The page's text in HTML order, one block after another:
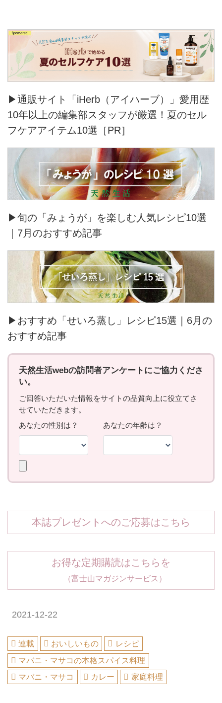
▶通販サイト「iHerb（アイハーブ）」愛用歴
10年以上の編集部スタッフが厳選！夏のセル
フケアアイテム10選［PR］
▶旬の「みょうが」を楽しむ人気レシピ10選
｜7月のおすすめ記事
▶おすすめ「せいろ蒸し」レシピ15選｜6月の
おすすめ記事
本誌プレゼントへのご応募はこちら
お得な定期購読はこちらを
（富士山マガジンサービス）
2021-12-22
連載 おいしいもの
レシピ
マバニ・マサコの本格スパイス料理
マバニ・マサコ
カレー 家庭料理